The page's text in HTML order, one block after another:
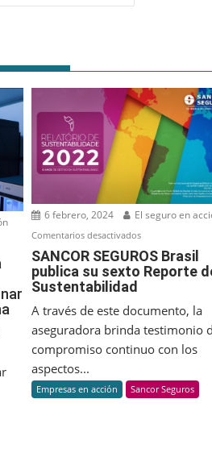
6 febrero, 2024 El seguro en
Comentarios desactivadosen
SANCOR
SEGUROS
Sustentabilidad
SANCOR SEGUROS Brasil
publica su sexto Reporte
Sustentabilidad
A través de este documento, la
aseguradora brinda testimonio
compromiso continuo con los
aspectos...
Empresas en acción Sancor Seguros